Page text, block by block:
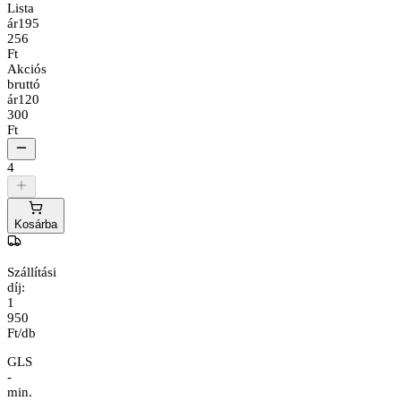
Lista
ár195
256
Ft
Akciós
bruttó
ár120
300
Ft
4
Kosárba
Szállítási
díj:
1
950
Ft/db
GLS
-
min.